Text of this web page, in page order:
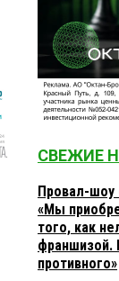
СВЕЖИЕ
Провал-
«Мы
того, как
франшизой.
противного»